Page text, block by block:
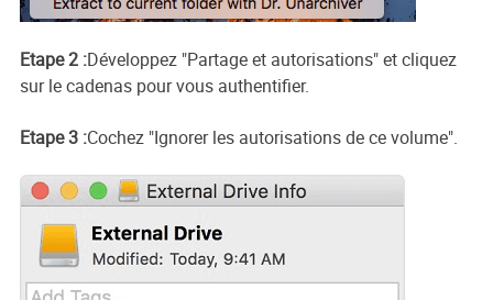
Etape 2 :Développez "Partage et autorisations" et cliquez
sur le cadenas pour vous authentifier.
Etape 3 :Cochez "Ignorer les autorisations de ce volume".